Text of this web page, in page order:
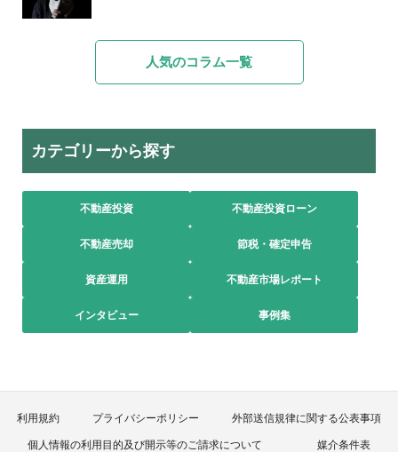
人気のコラム一覧
カテゴリーから探す
不動産投資 不動産投資ローン
不動産売却 節税・確定申告
資産運用 不動産市場レポート
インタビュー 事例集
利用規約 プライバシーポリシー 外部送信規律に関する公表事項
個人情報の利用目的及び開示等のご請求について 媒介条件表